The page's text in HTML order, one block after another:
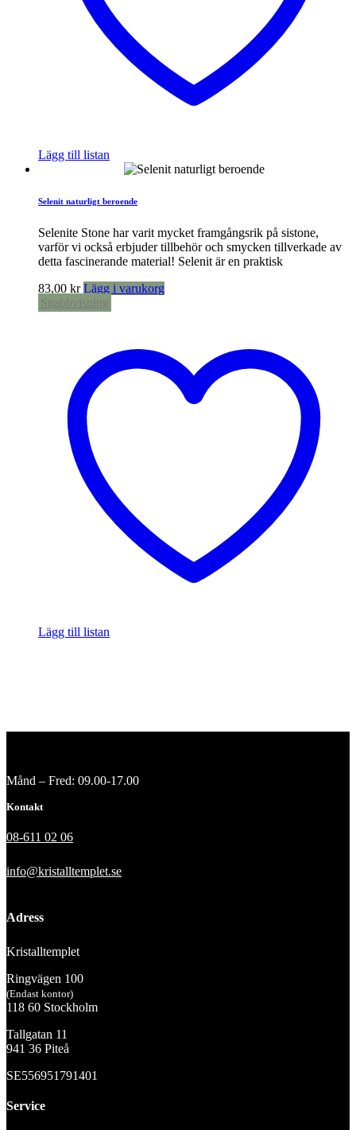
Lägg till listan
Selenit naturligt beroende
Selenite Stone har varit mycket framgångsrik på sistone,
varför vi också erbjuder tillbehör och smycken tillverkade av
detta fascinerande material! Selenit är en praktisk
83,00 kr Lägg i varukorg
Snabbvisning
Lägg till listan
Månd – Fred: 09.00-17.00
Kontakt
08-611 02 06
info@kristalltemplet.se
Adress
Kristalltemplet
Ringvägen 100
(Endast kontor)
118 60 Stockholm
Tallgatan 11
941 36 Piteå
SE556951791401
Service